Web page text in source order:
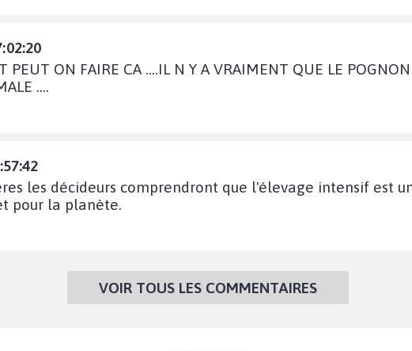
PEUT ON FAIRE CA ....IL N Y A VRAIMENT QUE LE
....
les décideurs comprendront que l'élevage intensif est
pour la planète.
VOIR TOUS LES COMMENTAIRES